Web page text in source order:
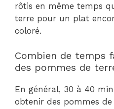
rôtis en même temps
terre pour un plat
coloré.
Combien de temps
des pommes de
En général, 30 à 40
obtenir des pommes